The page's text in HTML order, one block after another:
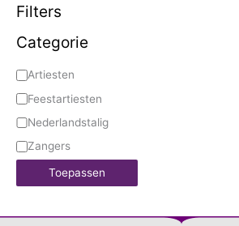
Filters
Categorie
Artiesten
Feestartiesten
Nederlandstalig
Zangers
Toepassen